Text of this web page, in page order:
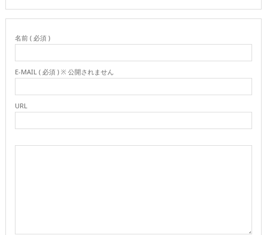
名前 ( 必須 )
E-MAIL ( 必須 ) ※ 公開されません
URL